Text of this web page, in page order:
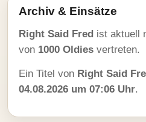
Archiv & Einsätze
Right Said Fred ist aktuell
von 1000 Oldies vertreten.
Ein Titel von Right Said
04.08.2026 um 07:06 Uhr.